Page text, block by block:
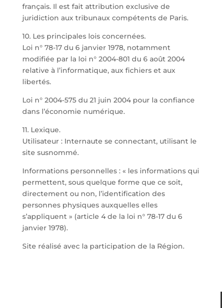
français. Il est fait attribution exclusive de
juridiction aux tribunaux compétents de Paris.
10. Les principales lois concernées.
Loi n° 78-17 du 6 janvier 1978, notamment
modifiée par la loi n° 2004-801 du 6 août 2004
relative à l’informatique, aux fichiers et aux
libertés.
Loi n° 2004-575 du 21 juin 2004 pour la confiance
dans l’économie numérique.
11. Lexique.
Utilisateur : Internaute se connectant, utilisant le
site susnommé.
Informations personnelles : « les informations qui
permettent, sous quelque forme que ce soit,
directement ou non, l’identification des
personnes physiques auxquelles elles
s’appliquent » (article 4 de la loi n° 78-17 du 6
janvier 1978).
Site réalisé avec la participation de la Région.